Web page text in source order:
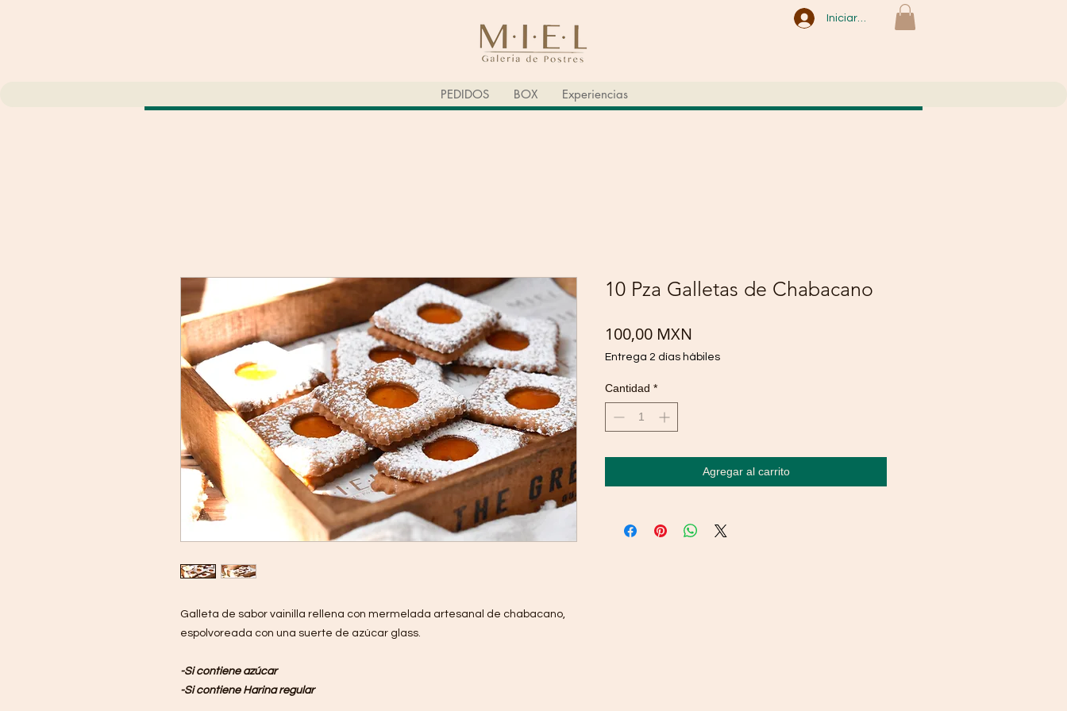
Iniciar sesión
PEDIDOS BOX Experiencias
Galleta de sabor vainilla rellena con mermelada artesanal de chabacano,
espolvoreada con una suerte de azúcar glass.
-Si contiene azúcar
-Si contiene Harina regular
10 Pza Galletas de Chabacano
100,00 MXN
Entrega 2 días hábiles
Cantidad *
Agregar al carrito